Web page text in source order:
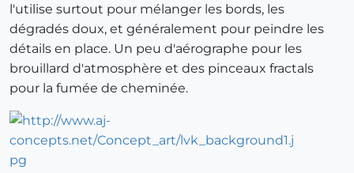
l'utilise surtout pour mélanger les bords, les
dégradés doux, et généralement pour peindre les
détails en place. Un peu d'aérographe pour les
brouillard d'atmosphère et des pinceaux fractals
pour la fumée de cheminée.